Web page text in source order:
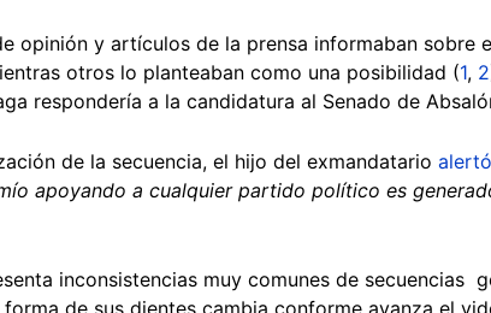
opinión y artículos de la prensa informaban sobre
otros lo planteaban como una posibilidad (1, 2
respondería a la candidatura al Senado de
de la secuencia, el hijo del exmandatario alertó
apoyando a cualquier partido político es
inconsistencias muy comunes de secuencias
de sus dientes cambia conforme avanza el